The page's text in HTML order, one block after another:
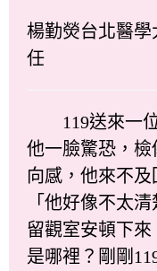
楊勤熒台北醫
任
119送來一位
他一臉驚恐，
向感，他來不及
「他好像不太
留觀室安頓下
是哪裡？剛剛